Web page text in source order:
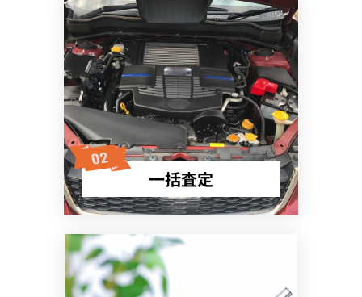
一括査定